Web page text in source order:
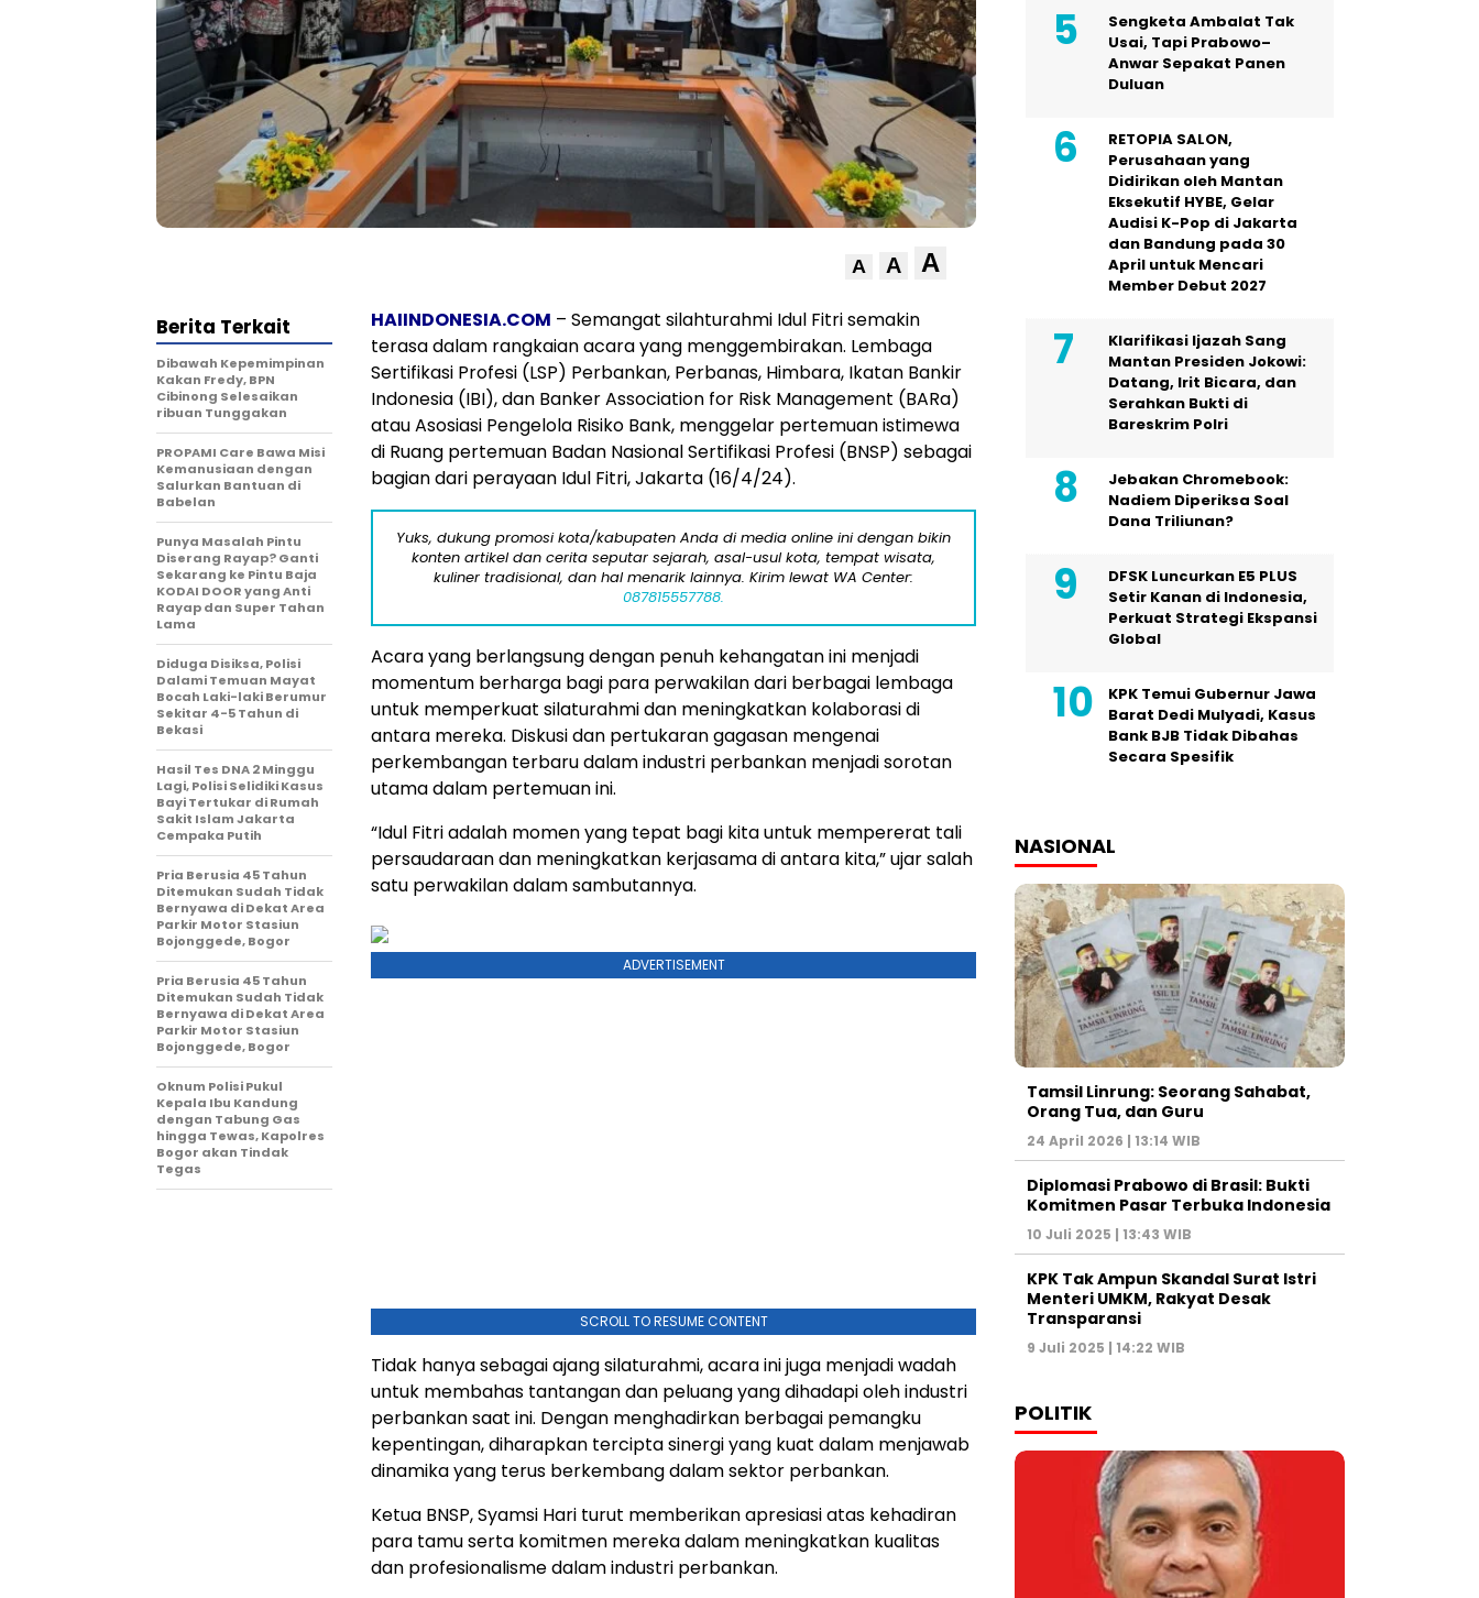
A A A
HAIINDONESIA.COM – Semangat silahturahmi Idul Fitri semakin
terasa dalam rangkaian acara yang menggembirakan. Lembaga
Sertifikasi Profesi (LSP) Perbankan, Perbanas, Himbara, Ikatan Bankir
Indonesia (IBI), dan Banker Association for Risk Management (BARa)
atau Asosiasi Pengelola Risiko Bank, menggelar pertemuan istimewa
di Ruang pertemuan Badan Nasional Sertifikasi Profesi (BNSP) sebagai
bagian dari perayaan Idul Fitri, Jakarta (16/4/24).
Yuks, dukung promosi kota/kabupaten Anda di media online ini dengan bikin
konten artikel dan cerita seputar sejarah, asal-usul kota, tempat wisata,
kuliner tradisional, dan hal menarik lainnya. Kirim lewat WA Center:
087815557788.
Acara yang berlangsung dengan penuh kehangatan ini menjadi
momentum berharga bagi para perwakilan dari berbagai lembaga
untuk memperkuat silaturahmi dan meningkatkan kolaborasi di
antara mereka. Diskusi dan pertukaran gagasan mengenai
perkembangan terbaru dalam industri perbankan menjadi sorotan
utama dalam pertemuan ini.
“Idul Fitri adalah momen yang tepat bagi kita untuk mempererat tali
persaudaraan dan meningkatkan kerjasama di antara kita,” ujar salah
satu perwakilan dalam sambutannya.
ADVERTISEMENT
SCROLL TO RESUME CONTENT
Tidak hanya sebagai ajang silaturahmi, acara ini juga menjadi wadah
untuk membahas tantangan dan peluang yang dihadapi oleh industri
perbankan saat ini. Dengan menghadirkan berbagai pemangku
kepentingan, diharapkan tercipta sinergi yang kuat dalam menjawab
dinamika yang terus berkembang dalam sektor perbankan.
Ketua BNSP, Syamsi Hari turut memberikan apresiasi atas kehadiran
para tamu serta komitmen mereka dalam meningkatkan kualitas
dan profesionalisme dalam industri perbankan.
Berita Terkait
Dibawah Kepemimpinan
Kakan Fredy, BPN
Cibinong Selesaikan
ribuan Tunggakan
PROPAMI Care Bawa Misi
Kemanusiaan dengan
Salurkan Bantuan di
Babelan
Punya Masalah Pintu
Diserang Rayap? Ganti
Sekarang ke Pintu Baja
KODAI DOOR yang Anti
Rayap dan Super Tahan
Lama
Diduga Disiksa, Polisi
Dalami Temuan Mayat
Bocah Laki-laki Berumur
Sekitar 4-5 Tahun di
Bekasi
Hasil Tes DNA 2 Minggu
Lagi, Polisi Selidiki Kasus
Bayi Tertukar di Rumah
Sakit Islam Jakarta
Cempaka Putih
Pria Berusia 45 Tahun
Ditemukan Sudah Tidak
Bernyawa di Dekat Area
Parkir Motor Stasiun
Bojonggede, Bogor
Pria Berusia 45 Tahun
Ditemukan Sudah Tidak
Bernyawa di Dekat Area
Parkir Motor Stasiun
Bojonggede, Bogor
Oknum Polisi Pukul
Kepala Ibu Kandung
dengan Tabung Gas
hingga Tewas, Kapolres
Bogor akan Tindak
Tegas
Sengketa Ambalat Tak
Usai, Tapi Prabowo–
Anwar Sepakat Panen
Duluan
RETOPIA SALON,
Perusahaan yang
Didirikan oleh Mantan
Eksekutif HYBE, Gelar
Audisi K-Pop di Jakarta
dan Bandung pada 30
April untuk Mencari
Member Debut 2027
Klarifikasi Ijazah Sang
Mantan Presiden Jokowi:
Datang, Irit Bicara, dan
Serahkan Bukti di
Bareskrim Polri
Jebakan Chromebook:
Nadiem Diperiksa Soal
Dana Triliunan?
DFSK Luncurkan E5 PLUS
Setir Kanan di Indonesia,
Perkuat Strategi Ekspansi
Global
KPK Temui Gubernur Jawa
Barat Dedi Mulyadi, Kasus
Bank BJB Tidak Dibahas
Secara Spesifik
NASIONAL
Tamsil Linrung: Seorang Sahabat,
Orang Tua, dan Guru
24 April 2026 | 13:14 WIB
Diplomasi Prabowo di Brasil: Bukti
Komitmen Pasar Terbuka Indonesia
10 Juli 2025 | 13:43 WIB
KPK Tak Ampun Skandal Surat Istri
Menteri UMKM, Rakyat Desak
Transparansi
9 Juli 2025 | 14:22 WIB
POLITIK